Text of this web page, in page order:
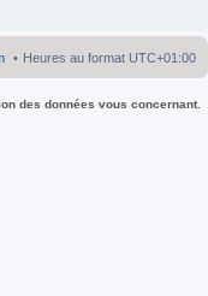
Heures au format UTC+01:00
des données vous concernant.